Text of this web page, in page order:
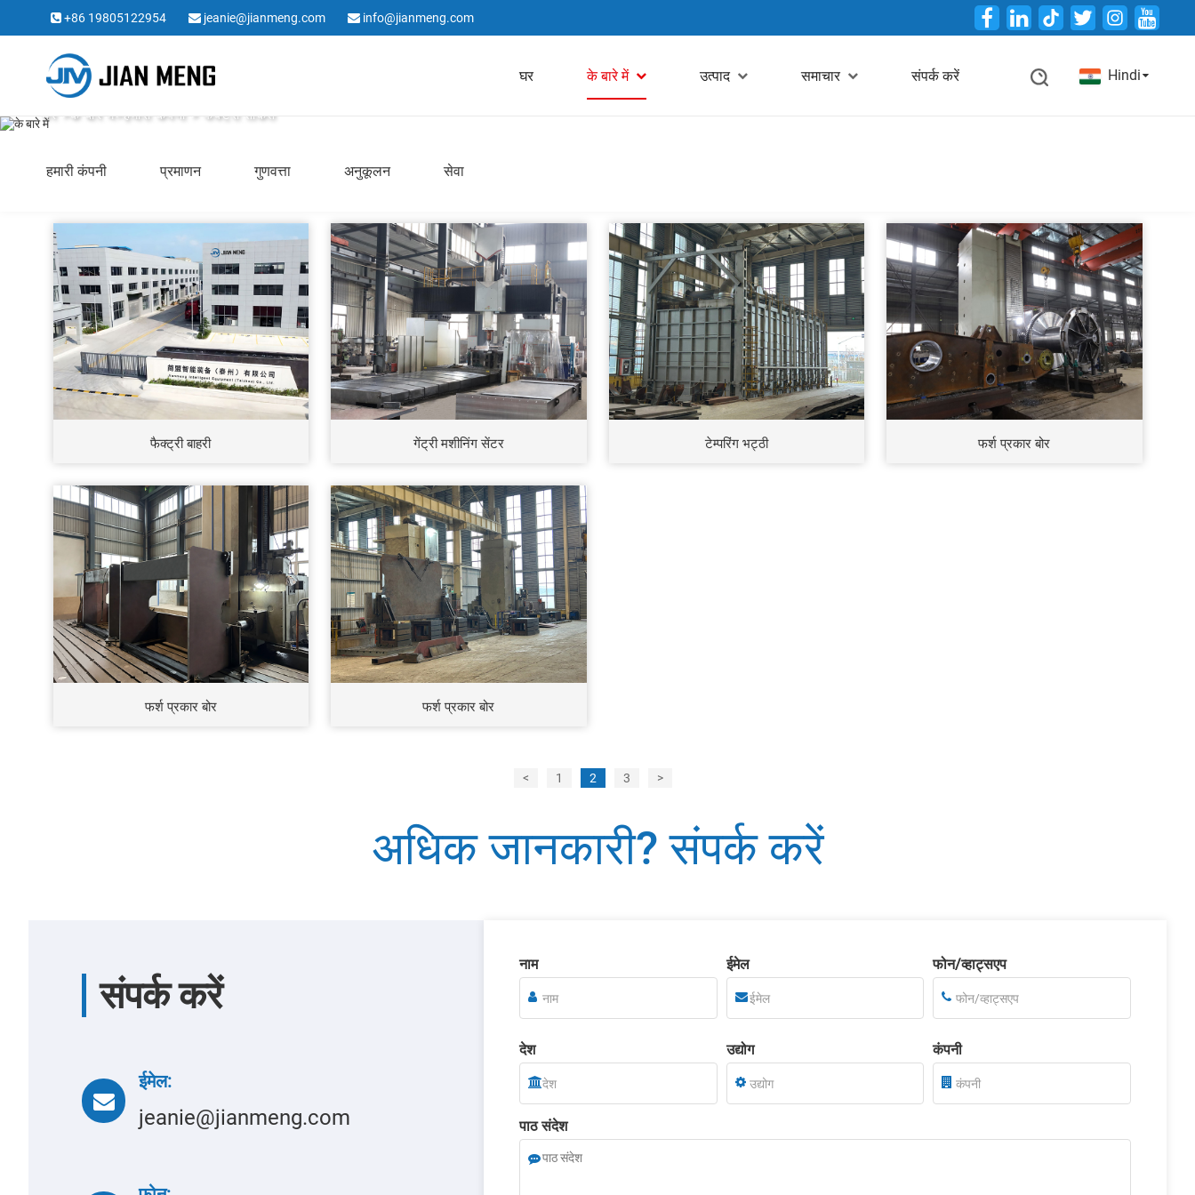
+86 19805122954 jeanie@jianmeng.com info@jianmeng.com Twitter
घर के बारे में उत्पाद समाचार संपर्क करें Hindi
के बारे में
घर > के बारे में>हमारी कंपनी > फैक्टरी ताकत
हमारी कंपनी प्रमाणन गुणवत्ता अनुकूलन सेवा
फैक्ट्री बाहरी गेंट्री मशीनिंग सेंटर टेम्परिंग भट्ठी फर्श प्रकार बोर
फर्श प्रकार बोर फर्श प्रकार बोर
< 1 2 3 >
अधिक जानकारी? संपर्क करें
संपर्क करें
ईमेल:
jeanie@jianmeng.com
नाम ईमेल फोन/व्हाट्सएप
देश उद्योग कंपनी
पाठ संदेश